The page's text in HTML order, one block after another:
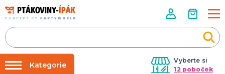
Vyberte si
12 poboček
Kategorie